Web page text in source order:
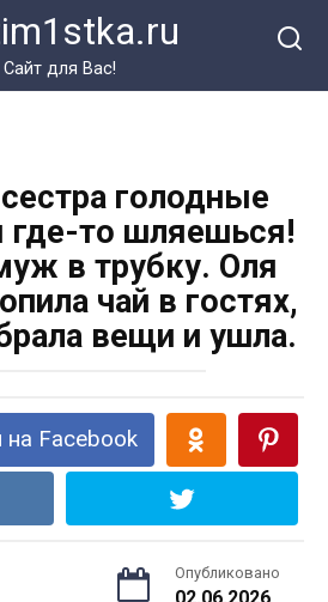
Сайт для Вас!
голодные
где-то шляешься!
в трубку. Оля
чай в гостях,
вещи и ушла.
на Facebook
Опубликовано